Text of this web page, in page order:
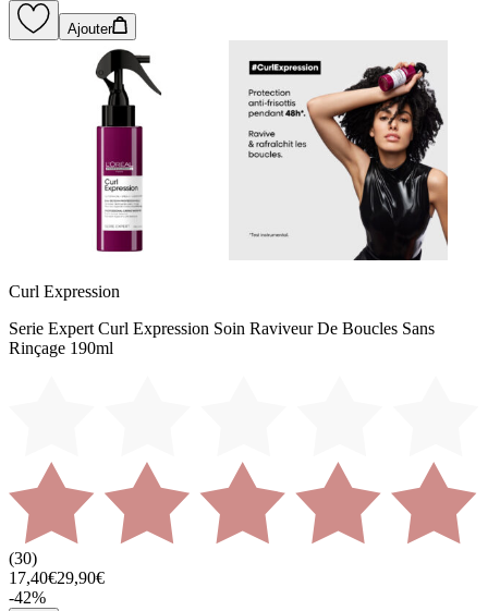
Ajouter
Curl Expression
Serie Expert Curl Expression Soin Raviveur De Boucles Sans
Rinçage 190ml
(30)
17,40€29,90€
-42%